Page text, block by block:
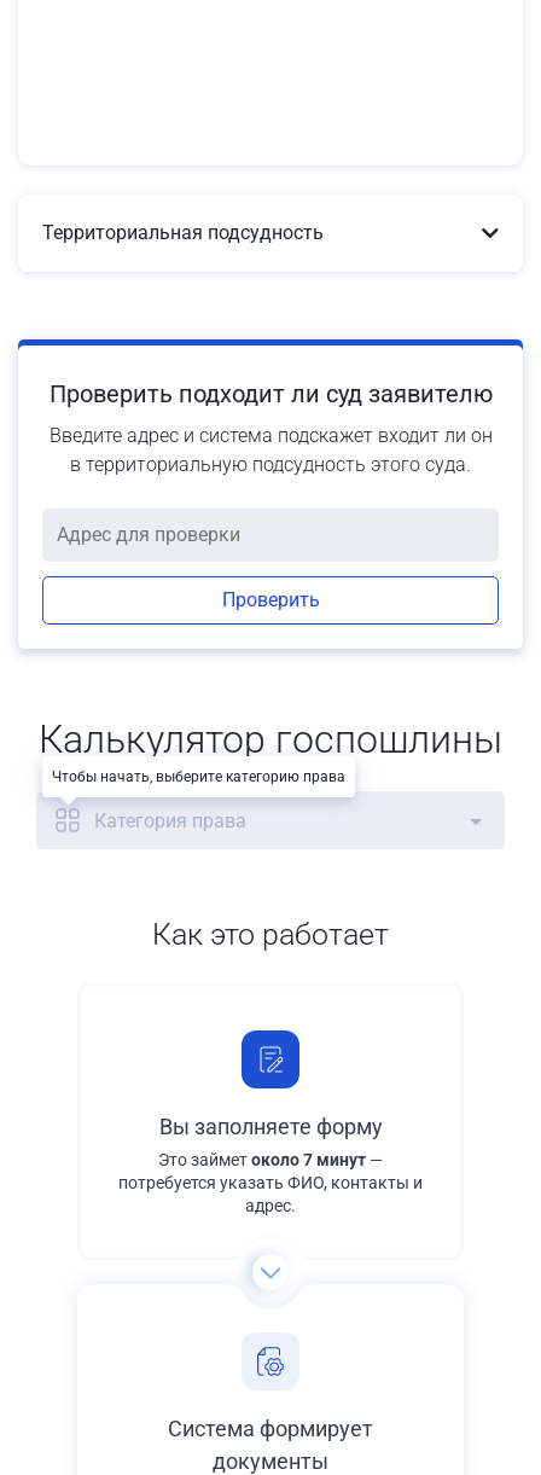
Территориальная подсудность
Проверить подходит ли суд заявителю
Введите адрес и система подскажет входит ли он
в территориальную подсудность этого суда.
Проверить
Калькулятор госпошлины
Категория права
Как это работает
Вы заполняете форму
Это займетоколо 7 минут —
потребуется указать ФИО, контакты и
адрес.
Система формирует
документы
Чтобы начать, выберите категорию права